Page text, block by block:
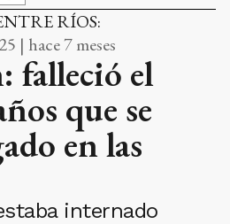
RÍOS:
| hace 7 meses
falleció el
que se
en las
internado